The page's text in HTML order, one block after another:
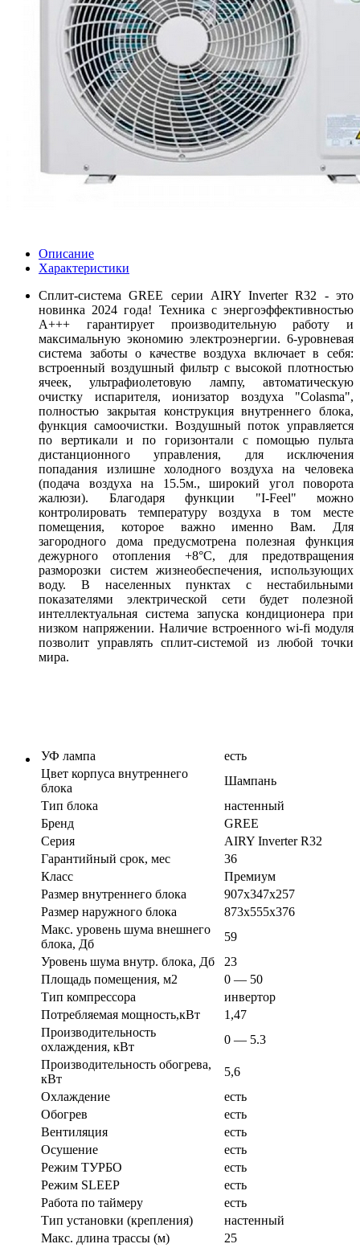
Описание
Характеристики
Сплит-система GREE серии AIRY Inverter R32 - это
новинка 2024 года! Техника с энергоэффективностью
А+++ гарантирует производительную работу и
максимальную экономию электроэнергии. 6-уровневая
система заботы о качестве воздуха включает в себя:
встроенный воздушный фильтр с высокой плотностью
ячеек, ультрафиолетовую лампу, автоматическую
очистку испарителя, ионизатор воздуха "Colasma",
полностью закрытая конструкция внутреннего блока,
функция самоочистки. Воздушный поток управляется
по вертикали и по горизонтали с помощью пульта
дистанционного управления, для исключения
попадания излишне холодного воздуха на человека
(подача воздуха на 15.5м., широкий угол поворота
жалюзи). Благодаря функции "I-Feel" можно
контролировать температуру воздуха в том месте
помещения, которое важно именно Вам. Для
загородного дома предусмотрена полезная функция
дежурного отопления +8°С, для предотвращения
разморозки систем жизнеобеспечения, использующих
воду. В населенных пунктах с нестабильными
показателями электрической сети будет полезной
интеллектуальная система запуска кондиционера при
низком напряжении. Наличие встроенного wi-fi модуля
позволит управлять сплит-системой из любой точки
мира.
УФ лампа
есть
Цвет корпуса внутреннего
блока
Шампань
Тип блока
настенный
Бренд
GREE
Серия
AIRY Inverter R32
Гарантийный срок, мес
36
Класс
Премиум
Размер внутреннего блока
907х347х257
Размер наружного блока
873х555х376
Макс. уровень шума внешнего
блока, Дб
59
Уровень шума внутр. блока, Дб
23
Площадь помещения, м2
0 — 50
Тип компрессора
инвертор
Потребляемая мощность,кВт
1,47
Производительность
охлаждения, кВт
0 — 5.3
Производительность обогрева,
кВт
5,6
Охлаждение
есть
Обогрев
есть
Вентиляция
есть
Осушение
есть
Режим ТУРБО
есть
Режим SLEEP
есть
Работа по таймеру
есть
Тип установки (крепления)
настенный
Макс. длина трассы (м)
25